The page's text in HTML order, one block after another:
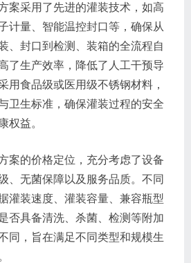
案采用了先进的灌装技术，如高
计量、智能温控封口等，确保从
、封口到检测、装箱的全流程自
了生产效率，降低了人工干预导
用食品级或医用级不锈钢材料，
卫生标准，确保灌装过程的安全
权益。
案的价格定位，充分考虑了设备
、无菌保障以及服务品质。不同
灌装速度、灌装容量、兼容瓶型
否具备清洗、杀菌、检测等附加
同，旨在满足不同类型和规模生